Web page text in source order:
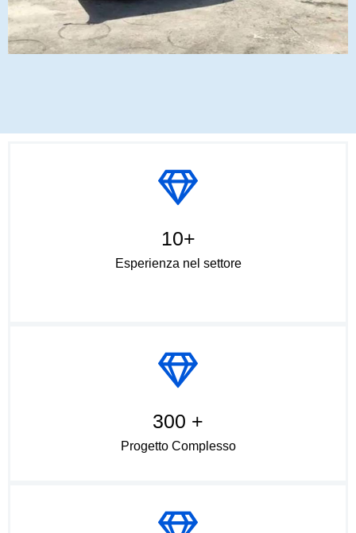
10+
Esperienza nel settore
300 +
Progetto Complesso